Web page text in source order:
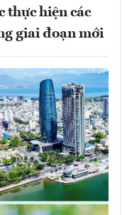
thực hiện các
giai đoạn mới